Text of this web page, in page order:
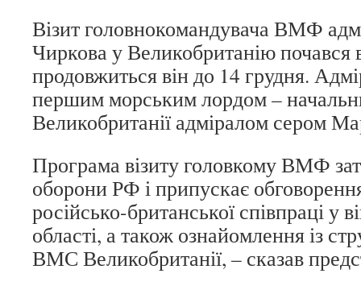
Візит головнокомандувача ВМФ
Чиркова у Великобританію почався
продовжиться він до 14 грудня.
першим морським лордом –
Великобританії адміралом сером
Програма візиту головкому ВМФ
оборони РФ і припускає
російсько-британської співпраці у
області, а також ознайомлення із
ВМС Великобританії, – сказав